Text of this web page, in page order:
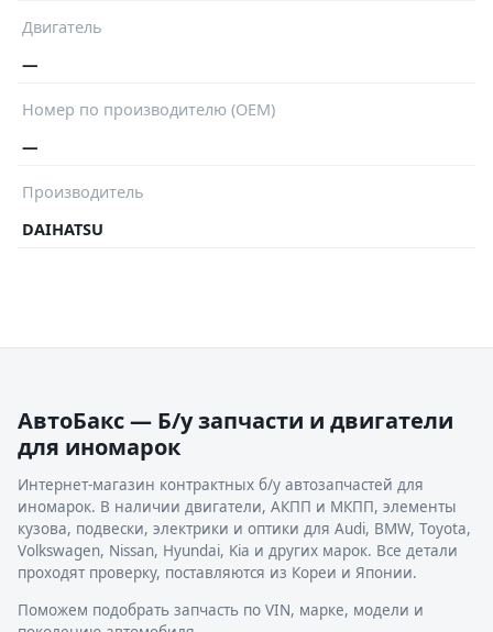
Двигатель
—
Номер по производителю (OEM)
—
Производитель
DAIHATSU
АвтоБакс — Б/у запчасти и двигатели
для иномарок
Интернет-магазин контрактных б/у автозапчастей для
иномарок. В наличии двигатели, АКПП и МКПП, элементы
кузова, подвески, электрики и оптики для Audi, BMW, Toyota,
Volkswagen, Nissan, Hyundai, Kia и других марок. Все детали
проходят проверку, поставляются из Кореи и Японии.
Поможем подобрать запчасть по VIN, марке, модели и